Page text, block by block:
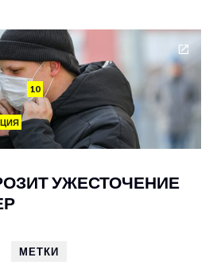
10
УЖЕСТОЧЕНИЕ
МЕТКИ